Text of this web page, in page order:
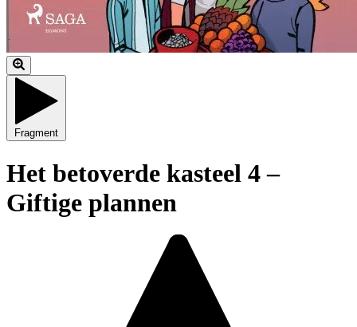
Fragment
Het betoverde kasteel 4 –
Giftige plannen